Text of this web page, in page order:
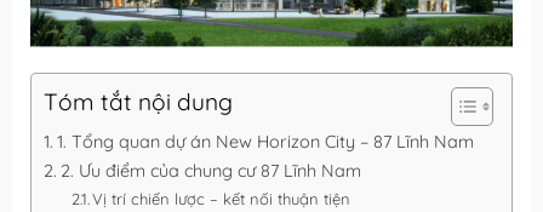
Tóm tắt nội dung
1. Tổng quan dự án New Horizon City – 87 Lĩnh Nam
2. Ưu điểm của chung cư 87 Lĩnh Nam
Vị trí chiến lược – kết nối thuận tiện